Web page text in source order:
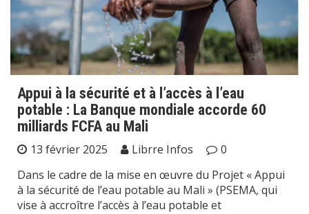
Appui à la sécurité et à l’accès à l’eau
potable : La Banque mondiale accorde 60
milliards FCFA au Mali
13 février 2025 Librre Infos
0
Dans le cadre de la mise en œuvre du Projet « Appui
à la sécurité de l’eau potable au Mali » (PSEMA, qui
vise à accroître l’accès à l’eau potable et